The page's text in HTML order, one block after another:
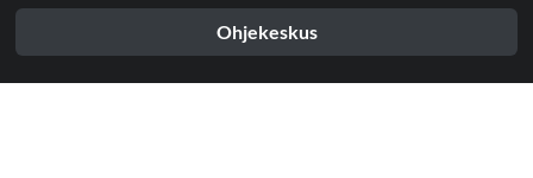
Ohjekeskus